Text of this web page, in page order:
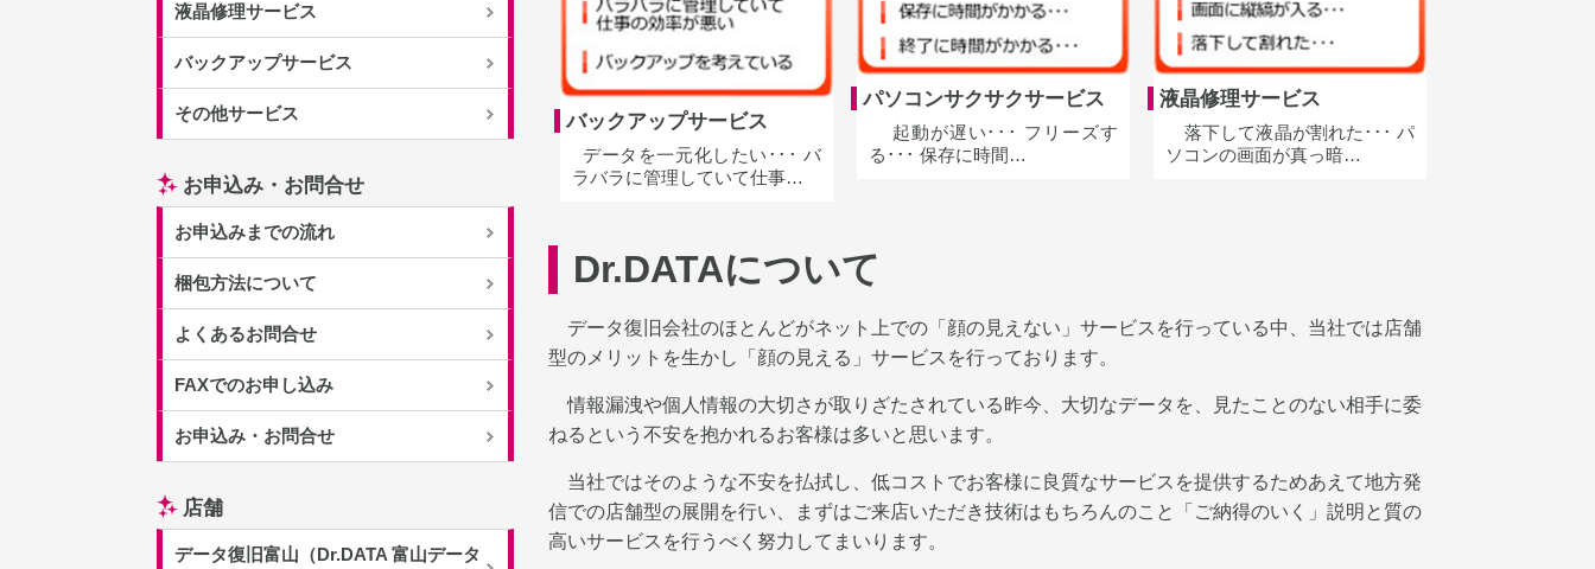
パソコンサクサクサービス
起動が遅い･･･ フリーズす
る･･･ 保存に時間…
液晶修理サービス
落下して液晶が割れた･･･ パ
ソコンの画面が真っ暗…
バックアップサービス
データを一元化したい･･･ バ
ラバラに管理していて仕事…
Dr.DATAについて
データ復旧会社のほとんどがネット上での「顔の見えない」サービスを行っている中、当社では店舗
型のメリットを生かし「顔の見える」サービスを行っております。
情報漏洩や個人情報の大切さが取りざたされている昨今、大切なデータを、見たことのない相手に委
ねるという不安を抱かれるお客様は多いと思います。
当社ではそのような不安を払拭し、低コストでお客様に良質なサービスを提供するためあえて地方発
信での店舗型の展開を行い、まずはご来店いただき技術はもちろんのこと「ご納得のいく」説明と質の
高いサービスを行うべく努力してまいります。
液晶修理サービス
バックアップサービス
その他サービス
お申込み・お問合せ
お申込みまでの流れ
梱包方法について
よくあるお問合せ
FAXでのお申し込み
お申込み・お問合せ
店舗
データ復旧富山（Dr.DATA 富山データ